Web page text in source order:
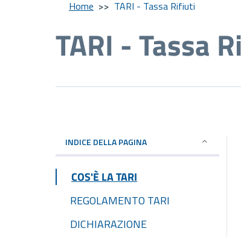
Home >> TARI - Tassa Rifiuti
TARI - Tassa
INDICE DELLA PAGINA
COS'È LA TARI
REGOLAMENTO TARI
DICHIARAZIONE